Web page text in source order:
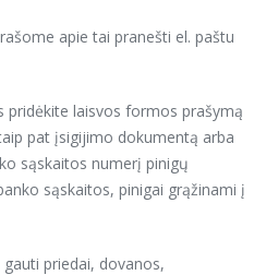
apie tai pranešti el. paštu
pridėkite laisvos formos prašymą
pat įsigijimo dokumentą arba
sąskaitos numerį pinigų
sąskaitos, pinigai grąžinami į
priedai, dovanos,